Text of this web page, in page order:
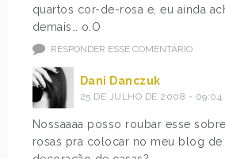
quartos cor-de-rosa e, eu ainda
demais… o.O
RESPONDER ESSE COMENTÁRIO
Dani Danczuk
25 DE JULHO DE 2008 - 09:04
Nossaaaa posso roubar esse
rosas pra colocar no meu blog de